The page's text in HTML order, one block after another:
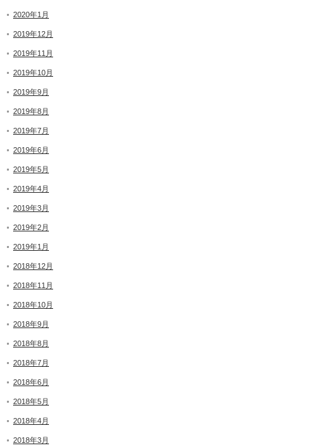
2020年1月
2019年12月
2019年11月
2019年10月
2019年9月
2019年8月
2019年7月
2019年6月
2019年5月
2019年4月
2019年3月
2019年2月
2019年1月
2018年12月
2018年11月
2018年10月
2018年9月
2018年8月
2018年7月
2018年6月
2018年5月
2018年4月
2018年3月